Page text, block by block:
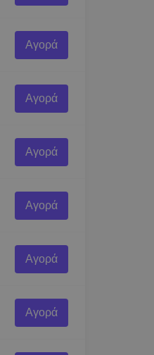
Αγορά
Αγορά
Αγορά
Αγορά
Αγορά
Αγορά